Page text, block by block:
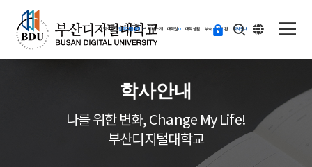
대학소개 입학지원센터 학과소개 대학원 대학생활 부속·부설기관 학사안내
등
ENG
학사안내
나를 위한 변화, Change My Life!
부산디지털대학교